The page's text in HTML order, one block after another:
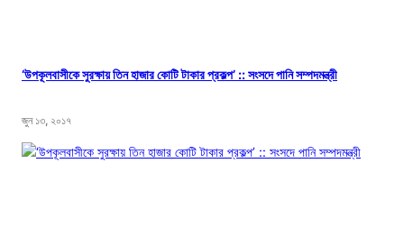
‘উপকূলবাসীকে সুরক্ষায় তিন হাজার কোটি টাকার প্রকল্প’ :: সংসদে পানি সম্পদমন্ত্রী
জুন ১৩, ২০১৭